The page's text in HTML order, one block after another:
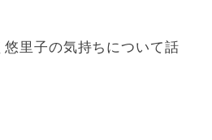
里子の気持ちについて話